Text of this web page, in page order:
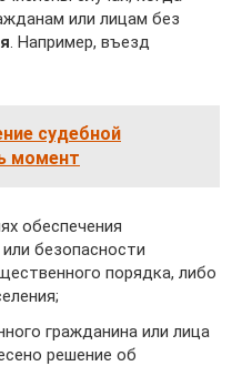
или лицам без
. Например, въезд
судебной
момент
обеспечения
безопасности
порядка, либо
гражданина или лица
решение об